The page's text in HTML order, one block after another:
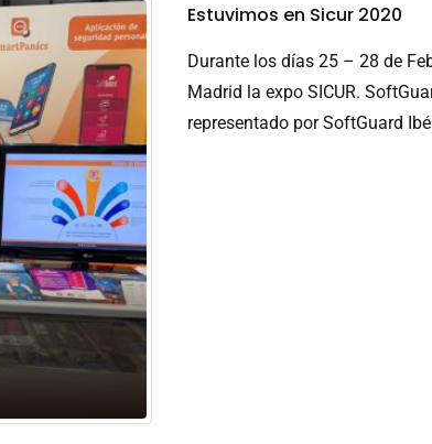
Estuvimos en Sicur 2020
Durante los días 25 – 28 de
Madrid la expo SICUR.
representado por SoftGuard